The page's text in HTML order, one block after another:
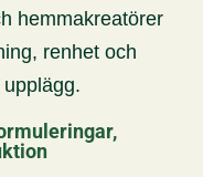
hemmakreatörer
renhet och